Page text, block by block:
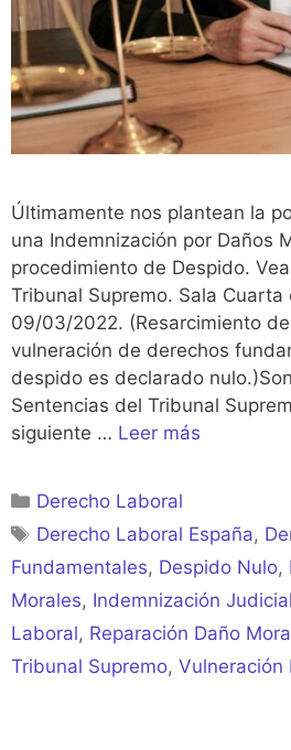
Últimamente nos plantean la
una Indemnización por Daños
procedimiento de Despido.
Tribunal Supremo. Sala
09/03/2022. (Resarcimiento
vulneración de derechos
despido es declarado
Sentencias del Tribunal
siguiente … Leer más
Categorías
Derecho Laboral
Etiquetas
Derecho Laboral España,
Fundamentales, Despido Nulo,
Morales, Indemnización Judicial
Laboral, Reparación Daño
Tribunal Supremo, Vulneración